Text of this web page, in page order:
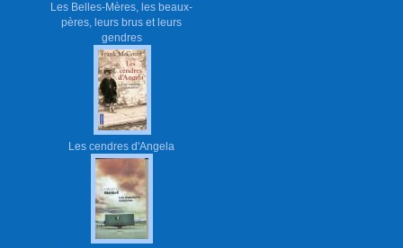
Les Belles-Mères, les beaux-
pères, leurs brus et leurs
gendres
Les cendres d'Angela